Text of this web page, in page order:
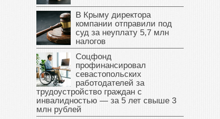
В Крыму директора
компании отправили под
суд за неуплату 5,7 млн
налогов
Соцфонд
профинансировал
севастопольских
работодателей за
трудоустройство граждан с
инвалидностью — за 5 лет свыше 3
млн рублей